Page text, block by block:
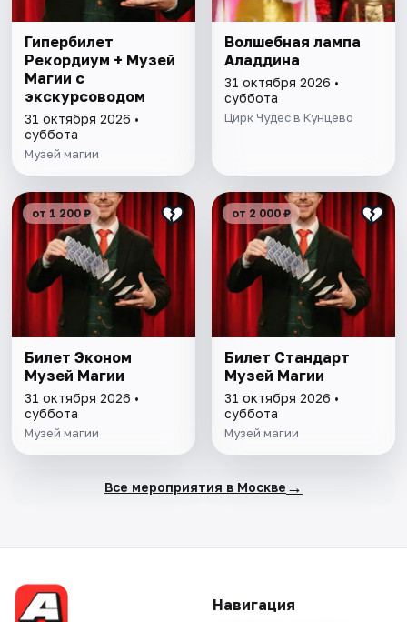
Гипербилет
Рекордиум + Музей
Магии с
экскурсоводом
31 октября 2026 •
суббота
Музей магии
Волшебная лампа
Аладдина
31 октября 2026 •
суббота
Цирк Чудес в Кунцево
от 1 200 ₽
Билет Эконом
Музей Магии
31 октября 2026 •
суббота
Музей магии
от 2 000 ₽
Билет Стандарт
Музей Магии
31 октября 2026 •
суббота
Музей магии
Все мероприятия в Москве →
Навигация